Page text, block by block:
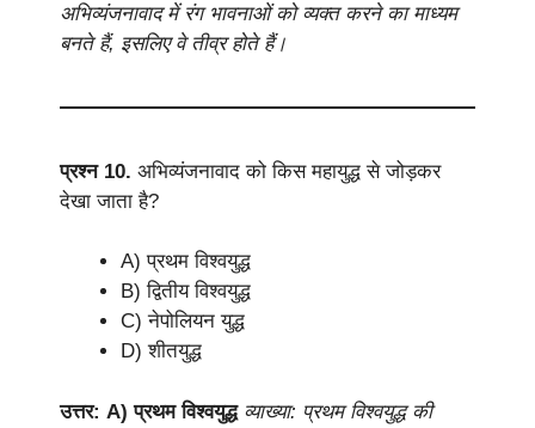
अभिव्यंजनावाद में रंग भावनाओं को व्यक्त करने का माध्यम
बनते हैं, इसलिए वे तीव्र होते हैं।
प्रश्न 10. अभिव्यंजनावाद को किस महायुद्ध से जोड़कर
देखा जाता है?
A) प्रथम विश्वयुद्ध
B) द्वितीय विश्वयुद्ध
C) नेपोलियन युद्ध
D) शीतयुद्ध
उत्तर: A) प्रथम विश्वयुद्ध व्याख्या: प्रथम विश्वयुद्ध की